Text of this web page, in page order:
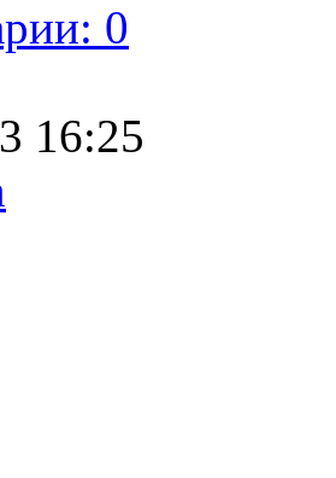
0
16:25